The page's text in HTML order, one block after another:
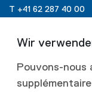
T +41 62 287 40 00
Pouvons-nous